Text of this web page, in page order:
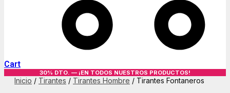
Cart
30% DTO. — ¡EN TODOS NUESTROS PRODUCTOS!
Inicio / Tirantes / Tirantes Hombre / Tirantes Fontaneros